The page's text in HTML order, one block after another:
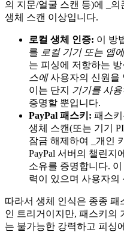
의 지문/얼굴 스캔 등)에 _
생체 스캔 이상입니다.
로컬 생체 인증: 이 방
를 로컬 기기 또는 앱에
는 피싱에 저항하는
스에사용자의 신원을
이는 단지 기기를 사
증명할 뿐입니다.
PayPal 패스키: 패스
생체 스캔(또는 기기
잠금 해제하여 _개인
PayPal 서버의 챌린지
소유를 증명합니다.
력이 있으며 사용자의
따라서 생체 인식은 종종
인 트리거이지만, 패스키의
는 불가능한 강력하고 피싱